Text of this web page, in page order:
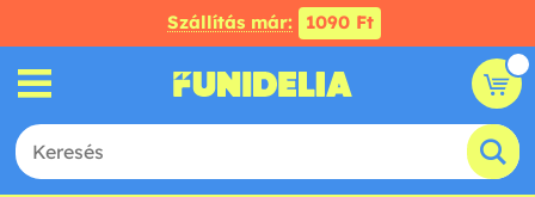
Szállítás már: 1090 Ft